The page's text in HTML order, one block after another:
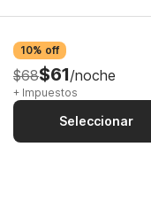
10% off
$68$61/noche
+ Impuestos
Seleccionar